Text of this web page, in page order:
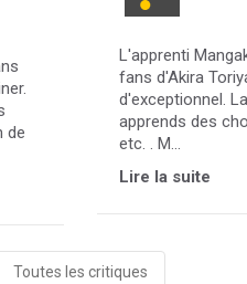
de
L'apprenti
fans d'Akira
d'exceptionnel.
apprends des
etc. . M...
Lire la suite
Toutes les critiques